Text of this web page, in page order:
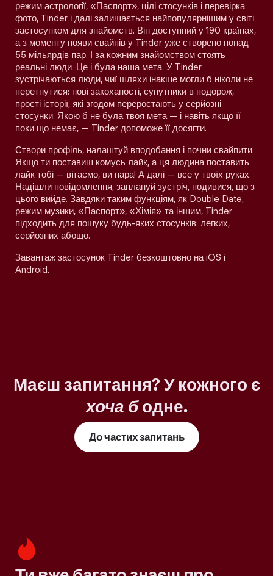
режим астрології, «Паспорт», цілі стосунків і перевірка
фото, Tinder і далі залишається найпопулярнішим у світі
застосунком для знайомств. Він доступний у 190 країнах,
а з моменту появи свайпів у Tinder уже створено понад
55 мільярдів пар. І за кожним знайомством стоять
реальні люди. Це і була наша мета. У Tinder
зустрічаються люди, чиї шляхи інакше могли б ніколи не
перетнутися: нові закоханості, супутники в подорож,
прості історії, які згодом переростають у серйозні
стосунки. Якою б не була твоя мета — і навіть якщо її
поки що немає, — Tinder допоможе її досягти.
Створи профіль, налаштуй вподобання і почни свайпити.
Якщо ти поставиш комусь лайк, а ця людина поставить
лайк тобі — вітаємо, ви пара! А далі — все у твоїх руках.
Надішли повідомлення, заплануй зустріч, подивися, що з
цього вийде. Завдяки таким функціям, як Double Date,
режим музики, «Паспорт», «Хімія» та іншим, Tinder
підходить для пошуку будь-яких стосунків: легких,
серйозних абощо.
Завантаж застосунок Tinder безкоштовно на iOS і
Android.
Маєш запитання? У кожного є
хоча бодне.
До частих запитань